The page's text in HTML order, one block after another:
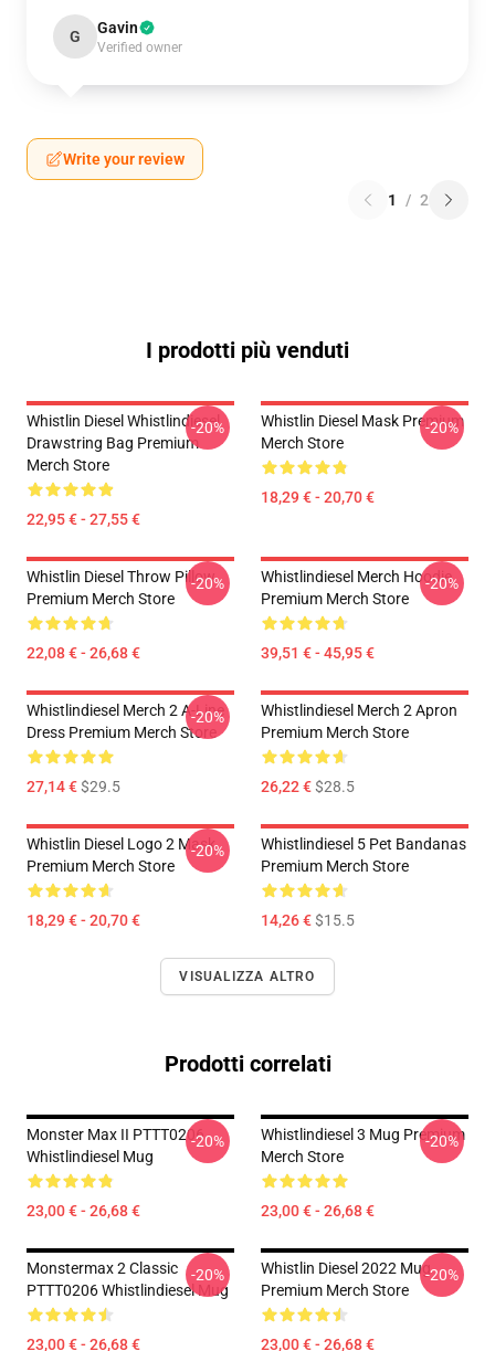
G Gavin
Verified owner
Write your review
1 / 2
I prodotti più venduti
Whistlin Diesel Whistlindiesel
Drawstring Bag Premium
Merch Store
22,95 € - 27,55 €
-20%
Whistlin Diesel Mask Premium
Merch Store
18,29 € - 20,70 €
-20%
Whistlin Diesel Throw Pillow
Premium Merch Store
22,08 € - 26,68 €
-20%
Whistlindiesel Merch Hoodie
Premium Merch Store
39,51 € - 45,95 €
-20%
Whistlindiesel Merch 2 A-Line
Dress Premium Merch Store
27,14 €$29.5
-20%
Whistlindiesel Merch 2 Apron
Premium Merch Store
26,22 €$28.5
Whistlin Diesel Logo 2 Mask
Premium Merch Store
18,29 € - 20,70 €
-20%
Whistlindiesel 5 Pet Bandanas
Premium Merch Store
14,26 €$15.5
VISUALIZZA ALTRO
Prodotti correlati
Monster Max II PTTT0206
Whistlindiesel Mug
23,00 € - 26,68 €
-20%
Whistlindiesel 3 Mug Premium
Merch Store
23,00 € - 26,68 €
-20%
Monstermax 2 Classic
PTTT0206 Whistlindiesel Mug
23,00 € - 26,68 €
-20%
Whistlin Diesel 2022 Mug
Premium Merch Store
23,00 € - 26,68 €
-20%